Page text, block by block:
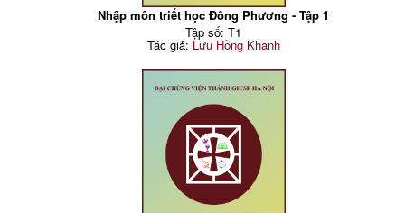
Nhập môn triết học Đông Phương - Tập 1
Tập số: T1
Tác giả: Lưu Hồng Khanh